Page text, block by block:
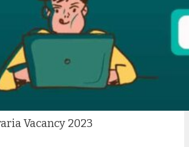
Vacancy 2023